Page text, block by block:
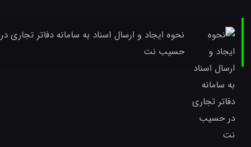
نحوه ایجاد و ارسال اسناد به سامانه دفاتر تجاری در
حسیب نت